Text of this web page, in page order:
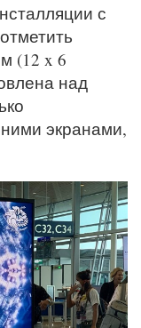
с
(12 x 6
над
экранами,